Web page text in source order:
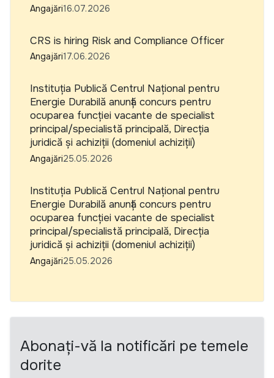
Angajări16.07.2026
CRS is hiring Risk and Compliance Officer
Angajări17.06.2026
Instituția Publică Centrul Național pentru
Energie Durabilă anunță concurs pentru
ocuparea funcției vacante de specialist
principal/specialistă principală, Direcția
juridică și achiziții (domeniul achiziții)
Angajări25.05.2026
Instituția Publică Centrul Național pentru
Energie Durabilă anunță concurs pentru
ocuparea funcției vacante de specialist
principal/specialistă principală, Direcția
juridică și achiziții (domeniul achiziții)
Angajări25.05.2026
Abonați-vă la notificări pe temele
dorite